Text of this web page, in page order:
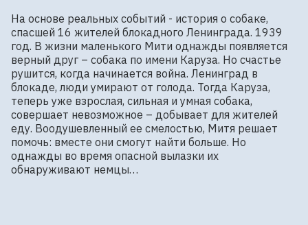
На основе реальных событий - история о собаке,
спасшей 16 жителей блокадного Ленинграда. 1939
год. В жизни маленького Мити однажды появляется
верный друг – собака по имени Каруза. Но счастье
рушится, когда начинается война. Ленинград в
блокаде, люди умирают от голода. Тогда Каруза,
теперь уже взрослая, сильная и умная собака,
совершает невозможное – добывает для жителей
еду. Воодушевленный ее смелостью, Митя решает
помочь: вместе они смогут найти больше. Но
однажды во время опасной вылазки их
обнаруживают немцы…